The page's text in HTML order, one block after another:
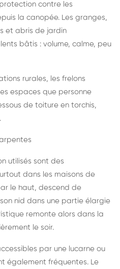
contre les
la canopée. Les granges,
et abris de jardin
bâtis : volume, calme, peu
rurales, les frelons
espaces que personne
de toiture en torchis,
utilisés sont des
dans les maisons de
le haut, descend de
nid dans une partie élargie
remonte alors dans la
le soir.
par une lucarne ou
également fréquentes. Le